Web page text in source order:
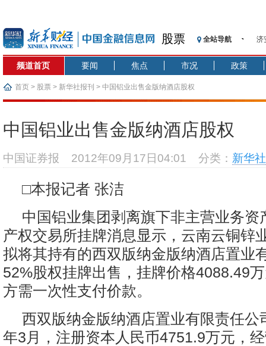
股票 全站导航
济
【
济
基
频道首页 要闻 焦点 市况 政策
首页 > 股票 > 新华社报刊 > 中国铝业出售金版纳酒店股权
中国铝业出售金版纳酒店股权
中国证券报 2012年09月17日04:01 分类： 新华
□本报记者 张洁
中国铝业集团剥离旗下非主营业务资
产权交易所挂牌消息显示，云南云铜锌
拟将其持有的西双版纳金版纳酒店置业
52%股权挂牌出售，挂牌价格4088.49
方需一次性支付价款。
西双版纳金版纳酒店置业有限责任公
年3月，注册资本人民币4751.9万元，